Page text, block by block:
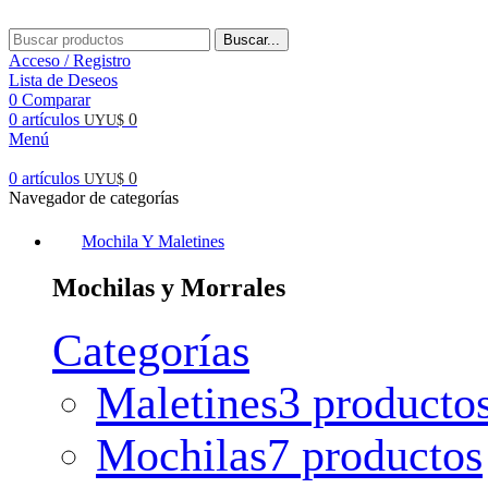
Buscar...
Acceso / Registro
Lista de Deseos
0 Comparar
0 artículos UYU$ 0
Menú
0 artículos UYU$ 0
Navegador de categorías
Mochila Y Maletines
Mochilas y Morrales
Categorías
Maletines3
Mochilas7 productos